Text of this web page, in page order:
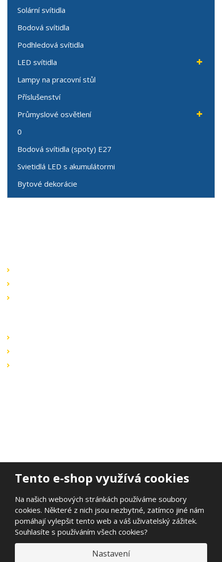
Tento e-shop využívá cookies
Na našich webových stránkách používáme soubory
cookies. Některé z nich jsou nezbytné, zatímco jiné nám
pomáhají vylepšit tento web a váš uživatelský zážitek.
Souhlasíte s používáním všech cookies?
Nastavení
Solární svítidla
Bodová svítidla
Podhledová svítidla
LED svítidla
Lampy na pracovní stůl
Příslušenství
Průmyslové osvětlení
0
Bodová svítidla (spoty) E27
Svietidlá LED s akumulátormi
Bytové dekorácie
© 2026, BOHEMIA ELSVIT s.r.o.
Prohlášení o přístupnosti|Ochrana osobních údajů| Mapa stránek